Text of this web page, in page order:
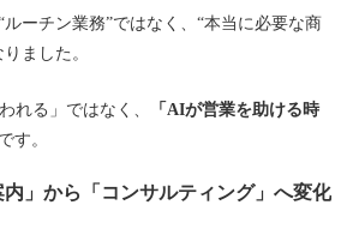
ーチン業務”ではなく、“本当に必要な商
ました。
れる」ではなく、
「AIが営業を助ける時
す。
」から「コンサルティング」へ変化